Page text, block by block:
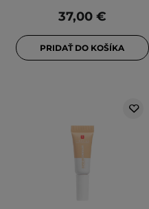
37,00 €
PRIDAŤ DO KOŠÍKA